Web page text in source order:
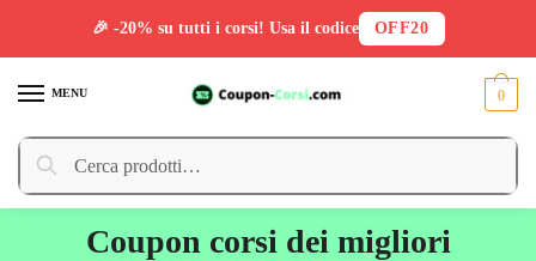
MENU
Cerca:
Cerca
0
Coupon corsi dei migliori
🎉 -20% su tutti i corsi! Usa il codice OFF20